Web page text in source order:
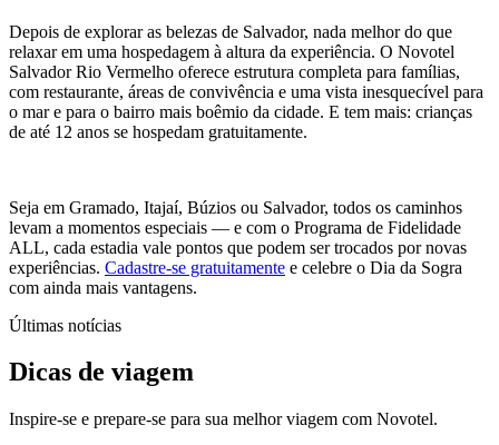
Depois de explorar as belezas de Salvador, nada melhor do que
relaxar em uma hospedagem à altura da experiência. O Novotel
Salvador Rio Vermelho oferece estrutura completa para famílias,
com restaurante, áreas de convivência e uma vista inesquecível para
o mar e para o bairro mais boêmio da cidade. E tem mais: crianças
de até 12 anos se hospedam gratuitamente.
Seja em Gramado, Itajaí, Búzios ou Salvador, todos os caminhos
levam a momentos especiais — e com o Programa de Fidelidade
ALL, cada estadia vale pontos que podem ser trocados por novas
experiências. Cadastre-se gratuitamente e celebre o Dia da Sogra
com ainda mais vantagens.
Últimas notícias
Dicas de viagem
Inspire-se e prepare-se para sua melhor viagem com Novotel.